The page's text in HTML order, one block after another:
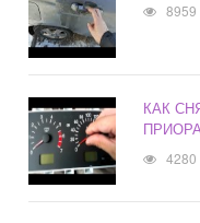
8959
КАК
4280